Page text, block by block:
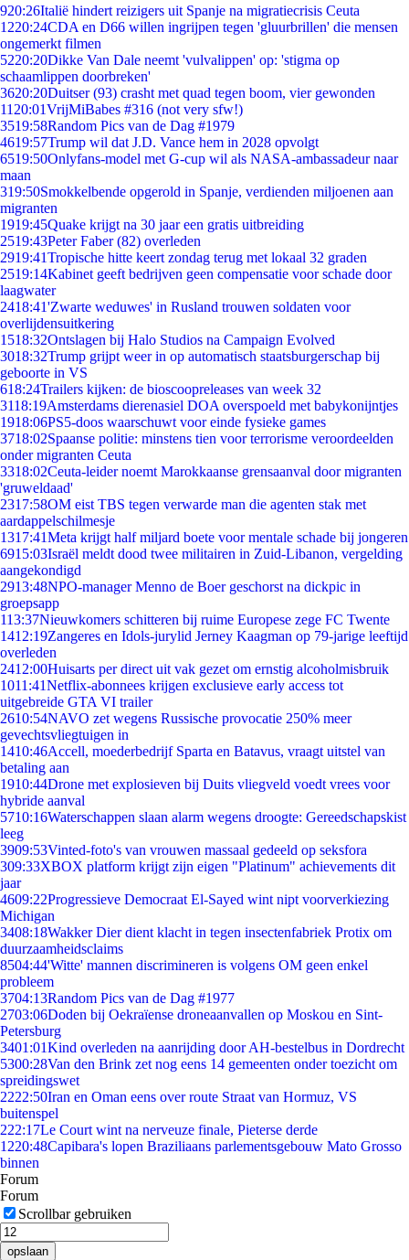
920:26Italië hindert reizigers uit Spanje na migratiecrisis Ceuta
1220:24CDA en D66 willen ingrijpen tegen 'gluurbrillen' die mensen
ongemerkt filmen
5220:20Dikke Van Dale neemt 'vulvalippen' op: 'stigma op
schaamlippen doorbreken'
3620:20Duitser (93) crasht met quad tegen boom, vier gewonden
11 20:01VrijMiBabes #316 (not very sfw!)
3519:58Random Pics van de Dag #1979
4619:57Trump wil dat J.D. Vance hem in 2028 opvolgt
6519:50Onlyfans-model met G-cup wil als NASA-ambassadeur naar
maan
319:50Smokkelbende opgerold in Spanje, verdienden miljoenen aan
migranten
1919:45Quake krijgt na 30 jaar een gratis uitbreiding
2519:43Peter Faber (82) overleden
2919:41Tropische hitte keert zondag terug met lokaal 32 graden
2519:14Kabinet geeft bedrijven geen compensatie voor schade door
laagwater
2418:41'Zwarte weduwes' in Rusland trouwen soldaten voor
overlijdensuitkering
1518:32Ontslagen bij Halo Studios na Campaign Evolved
3018:32Trump grijpt weer in op automatisch staatsburgerschap bij
geboorte in VS
618:24Trailers kijken: de bioscoopreleases van week 32
3118:19Amsterdams dierenasiel DOA overspoeld met babykonijntjes
1918:06PS5-doos waarschuwt voor einde fysieke games
3718:02Spaanse politie: minstens tien voor terrorisme veroordeelden
onder migranten Ceuta
3318:02Ceuta-leider noemt Marokkaanse grensaanval door migranten
'gruweldaad'
2317:58OM eist TBS tegen verwarde man die agenten stak met
aardappelschilmesje
1317:41Meta krijgt half miljard boete voor mentale schade bij jongeren
6915:03Israël meldt dood twee militairen in Zuid-Libanon, vergelding
aangekondigd
2913:48NPO-manager Menno de Boer geschorst na dickpic in
groepsapp
113:37Nieuwkomers schitteren bij ruime Europese zege FC Twente
1412:19Zangeres en Idols-jurylid Jerney Kaagman op 79-jarige leeftijd
overleden
2412:00Huisarts per direct uit vak gezet om ernstig alcoholmisbruik
1011:41Netflix-abonnees krijgen exclusieve early access tot
uitgebreide GTA VI trailer
2610:54NAVO zet wegens Russische provocatie 250% meer
gevechtsvliegtuigen in
1410:46Accell, moederbedrijf Sparta en Batavus, vraagt uitstel van
betaling aan
1910:44Drone met explosieven bij Duits vliegveld voedt vrees voor
hybride aanval
5710:16Waterschappen slaan alarm wegens droogte: Gereedschapskist
leeg
3909:53Vinted-foto's van vrouwen massaal gedeeld op seksfora
309:33XBOX platform krijgt zijn eigen "Platinum" achievements dit
jaar
4609:22Progressieve Democraat El-Sayed wint nipt voorverkiezing
Michigan
3408:18Wakker Dier dient klacht in tegen insectenfabriek Protix om
duurzaamheidsclaims
8504:44'Witte' mannen discrimineren is volgens OM geen enkel
probleem
3704:13Random Pics van de Dag #1977
2703:06Doden bij Oekraïense droneaanvallen op Moskou en Sint-
Petersburg
3401:01Kind overleden na aanrijding door AH-bestelbus in Dordrecht
5300:28Van den Brink zet nog eens 14 gemeenten onder toezicht om
spreidingswet
2222:50Iran en Oman eens over route Straat van Hormuz, VS
buitenspel
222:17Le Court wint na nerveuze finale, Pieterse derde
1220:48Capibara's lopen Braziliaans parlementsgebouw Mato Grosso
binnen
Forum
Forum
Scrollbar gebruiken
opslaan